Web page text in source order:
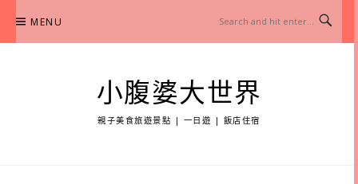
content
MENU
小腹婆大世界
親子美食旅遊景點 | 一日遊 | 飯店住宿